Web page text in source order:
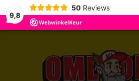
9,8
50 Reviews